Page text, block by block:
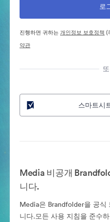
진행하면 귀하는개인정보 보호정책 (
약관
스마트시
Media 비공개
니다.
Media은 Brandfolder을 공식
니다.모든 사용 지침을 준수